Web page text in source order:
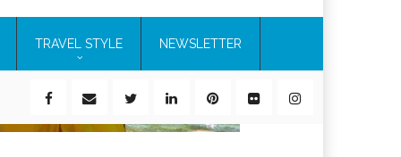
TRAVEL STYLE NEWSLETTER